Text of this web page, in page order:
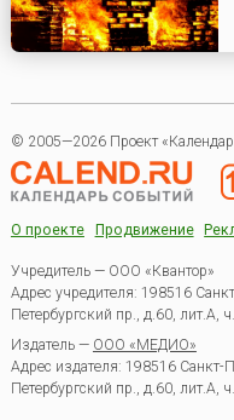
© 2005—2026 Проект
О проекте Продвижение
Учредитель — ООО «Квантор»
Адрес учредителя: 198516
Петербургский пр., д.60, лит.А,
Издатель — ООО «МЕДИО»
Адрес издателя: 198516 Санкт-
Петербургский пр., д.60, лит.А,